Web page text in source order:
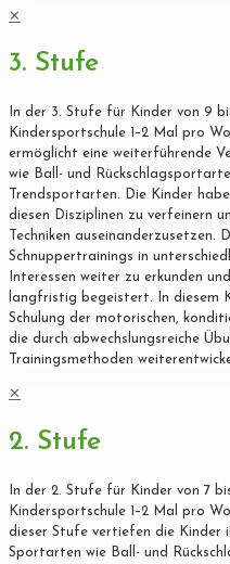
✕
3. Stufe
In der 3. Stufe für Kinder von 9
Kindersportschule 1–2 Mal pro
ermöglicht eine weiterführende
wie Ball- und
Trendsportarten. Die Kinder
diesen Disziplinen zu verfeinern
Techniken auseinanderzusetzen.
Schnuppertrainings in
Interessen weiter zu erkunden
langfristig begeistert. In diesem
Schulung der motorischen,
die durch abwechslungsreiche
Trainingsmethoden
✕
2. Stufe
In der 2. Stufe für Kinder von 7
Kindersportschule 1–2 Mal pro
dieser Stufe vertiefen die Kinder
Sportarten wie Ball- und